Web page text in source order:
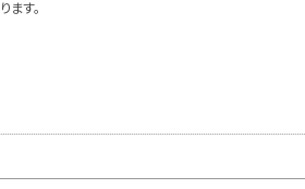
す。